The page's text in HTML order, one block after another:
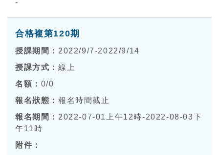
-
合格複第120期
2022/9/7-2022/9/14
線上
0/0
報名時間截止
2022-07-01上午12時-2022-08-03下
午11時